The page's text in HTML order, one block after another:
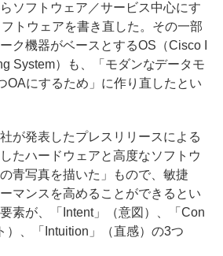
ソフトウェア／サービス中心にす
トウェアを書き直した。その一部
ク機器がベースとするOS（Cisco I
System）も、「モダンなデータモ
OAにするため」に作り直したとい
が発表したプレスリリースによる
たハードウェアと高度なソフトウ
青写真を描いた」もので、敏捷
マンスを高めることができるとい
素が、「Intent」（意図）、「Con
）、「Intuition」（直感）の3つ